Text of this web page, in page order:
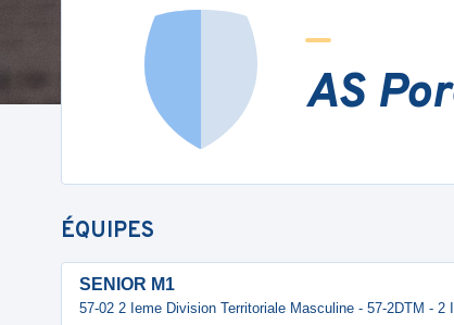
AS
ÉQUIPES
SENIOR M1
57-02 2 Ieme Division Territoriale Masculine - 57-2DTM - 2